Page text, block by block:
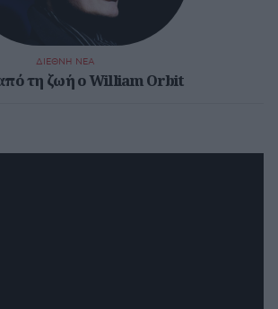
ΔΙΕΘΝΗ ΝΕΑ
τη ζωή ο William Orbit